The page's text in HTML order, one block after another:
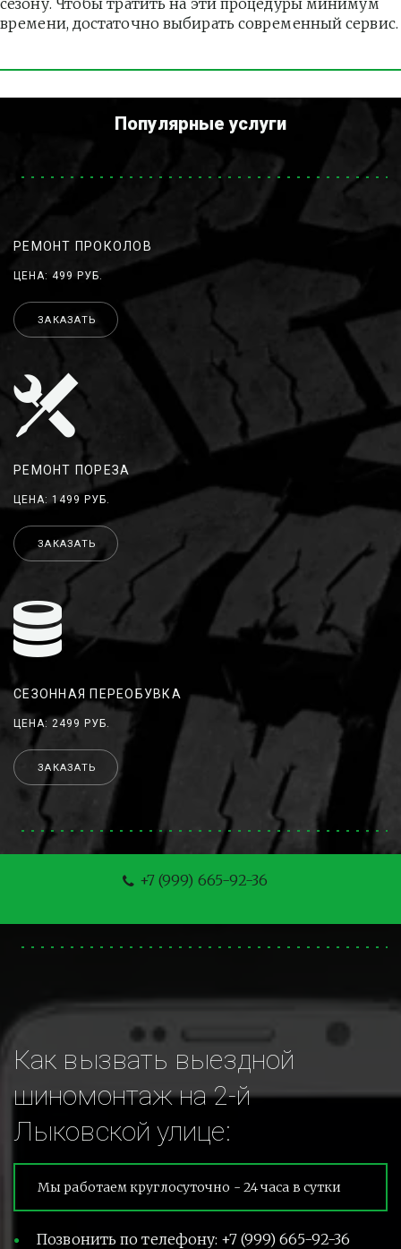
сезону. Чтобы тратить на эти процедуры минимум
времени, достаточно выбирать современный сервис.
Популярные услуги
РЕМОНТ ПРОКОЛОВ
ЦЕНА: 499 РУБ.
ЗАКАЗАТЬ
РЕМОНТ ПОРЕЗА
ЦЕНА: 1499 РУБ.
ЗАКАЗАТЬ
СЕЗОННАЯ ПЕРЕОБУВКА
ЦЕНА: 2499 РУБ.
ЗАКАЗАТЬ
+7 (999) 665-92-36
Как вызвать выездной
шиномонтаж на 2-й
Лыковской улице:
Мы работаем круглосуточно - 24 часа в сутки
Позвонить по телефону: +7 (999) 665-92-36